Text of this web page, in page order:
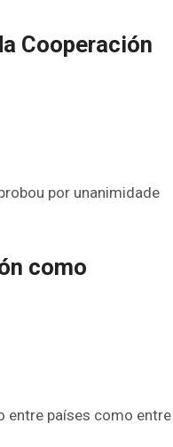
Cooperación
por unanimidade
como
entre países como entre